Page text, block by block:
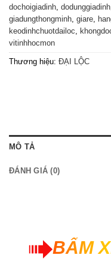
dochoigiadinh dodunggiadinh
giadungthongminh giare
keodinhchuotdailoc
vitinhhocmon
Thương hiệu: ĐẠI LỘC
MÔ TẢ
ĐÁNH GIÁ (0)
BẤM